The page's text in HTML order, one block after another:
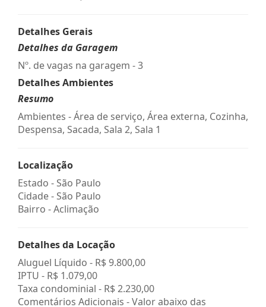
Detalhes Gerais
Detalhes da Garagem
Nº. de vagas na garagem - 3
Detalhes Ambientes
Resumo
Ambientes - Área de serviço, Área externa, Cozinha,
Despensa, Sacada, Sala 2, Sala 1
Localização
Estado -São Paulo
Cidade -São Paulo
Bairro -Aclimação
Detalhes da Locação
Aluguel Líquido - R$ 9.800,00
IPTU - R$ 1.079,00
Taxa condominial - R$ 2.230,00
Comentários Adicionais - Valor abaixo das